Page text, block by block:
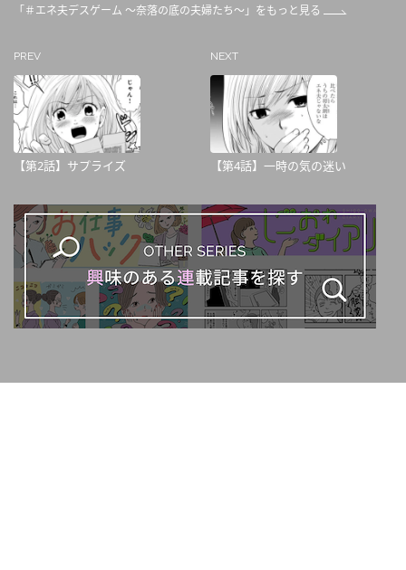
「＃エネ夫デスゲーム ～奈落の底の夫婦たち～」をもっと見る
PREV
【第2話】サプライズ
NEXT
【第4話】一時の気の迷い